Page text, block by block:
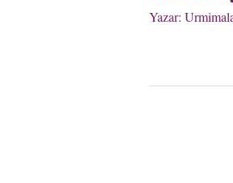
Yazar: